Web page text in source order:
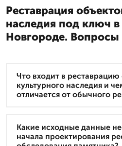
Реставрация
наследия под ключ
Новгороде. Вопросы
Что входит в реставрацию
культурного наследия и
отличается от обычного
Какие исходные данные
начала проектирования